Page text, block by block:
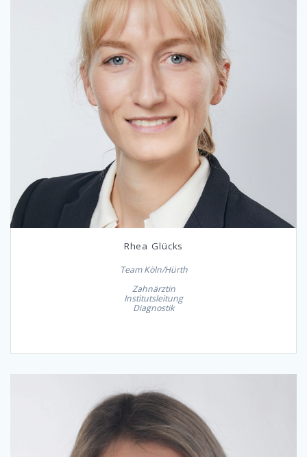
Rhea Glücks
Team Köln/Hürth
Zahnärztin
Institutsleitung
Diagnostik